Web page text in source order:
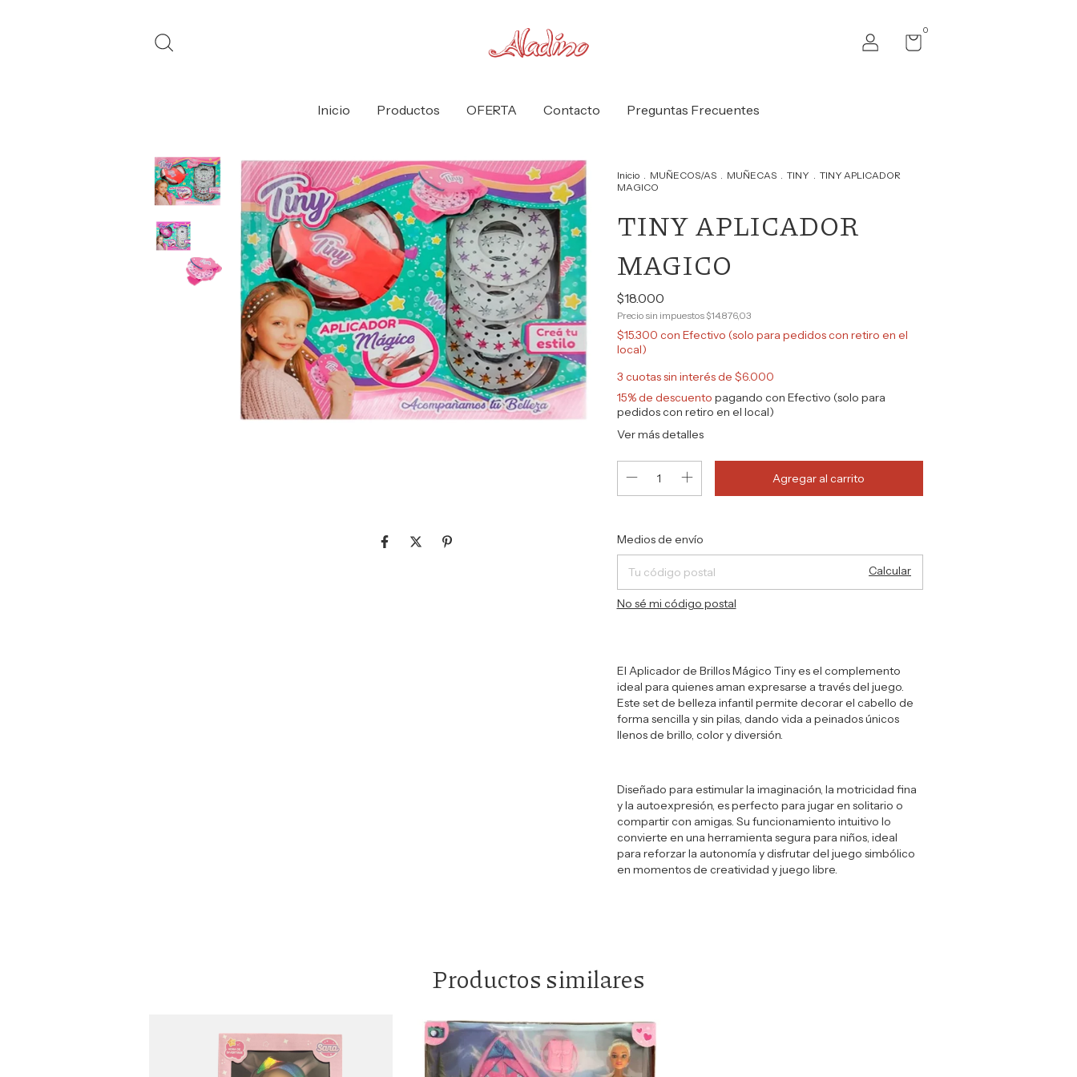
0
Inicio Productos OFERTA Contacto Preguntas Frecuentes
Inicio MUÑECOS/AS MUÑECAS TINY
TINY APLICADOR
MAGICO
TINY APLICADOR
MAGICO
$18.000
Precio sin impuestos $14.876,03
$15.300 con Efectivo (solo para pedidos con retiro en el
local)
3 cuotas sin interés de $6.000
15% de descuento pagando con Efectivo (solo para
pedidos con retiro en el local)
Ver más detalles
Entregas para el CP:
Medios de envío
Calcular
No sé mi código postal
El Aplicador de Brillos Mágico Tiny es el complemento
ideal para quienes aman expresarse a través del juego.
Este set de belleza infantil permite decorar el cabello de
forma sencilla y sin pilas, dando vida a peinados únicos
llenos de brillo, color y diversión.
Diseñado para estimular la imaginación, la motricidad fina
y la autoexpresión, es perfecto para jugar en solitario o
compartir con amigas. Su funcionamiento intuitivo lo
convierte en una herramienta segura para niños, ideal
para reforzar la autonomía y disfrutar del juego simbólico
en momentos de creatividad y juego libre.
Productos similares